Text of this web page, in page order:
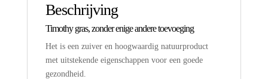
Beschrijving
Timothy gras, zonder enige andere toevoeging
Het is een zuiver en hoogwaardig natuurproduct
met uitstekende eigenschappen voor een goede
gezondheid.